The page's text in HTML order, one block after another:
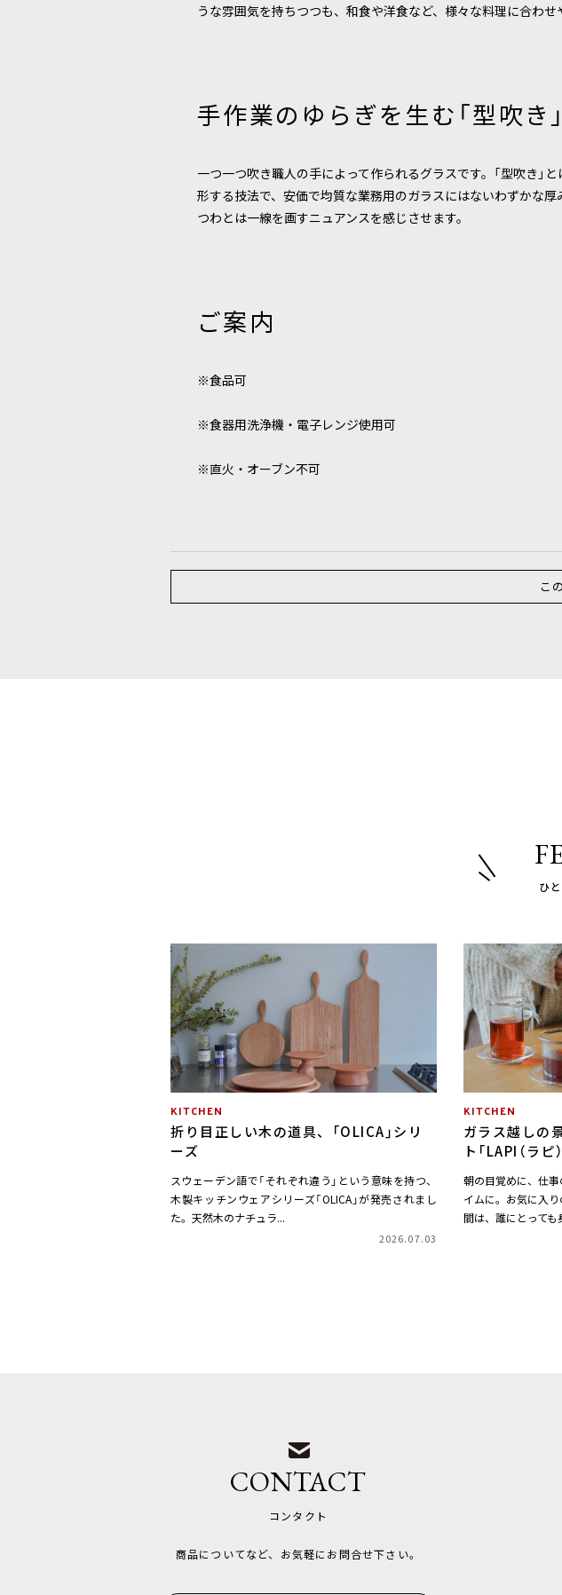
うな雰囲気を持ちつつも、和食や洋食など、様々な料理に合わせ
手作業のゆらぎを生む「型吹き
一つ一つ吹き職人の手によって作られるグラスです。「型吹き
形する技法で、安価で均質な業務用のガラスにはないわずかな
つわとは一線を画すニュアンスを感じさせます。
ご案内
※食品可
※食器用洗浄機・電子レンジ使用可
※直火・オーブン不可
こ
ひ
KITCHEN
折り目正しい木の道具、「OLICA」シリ
ーズ
スウェーデン語で「それぞれ違う」という意味を持つ、
木製キッチンウェアシリーズ「OLICA」が発売されまし
た。天然木のナチュラ...
2026.07.03
KITCHEN
ガラス越しの
ト「LAPI（ラピ
朝の目覚めに、仕
イムに。お気に入
間は、誰にとっても
CONTACT
コンタクト
商品についてなど、お気軽にお問合せ下さい。